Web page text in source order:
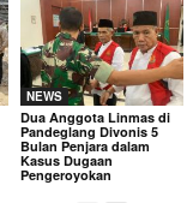
NEWS
Dua Anggota Linmas di
Pandeglang Divonis 5
Bulan Penjara dalam
Kasus Dugaan
Pengeroyokan